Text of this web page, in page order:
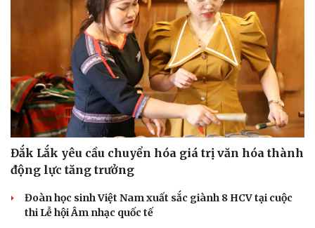
Pháp luật
Vụ án
Tin nóng
Tư vấn luật
Quân sự - Quốc phòng
Vũ khí
Việt Nam
Phân tích
Đắk Lắk yêu cầu chuyển hóa giá trị văn hóa thành
động lực tăng trưởng
Đoàn học sinh Việt Nam xuất sắc giành 8 HCV tại cuộc
thi Lễ hội Âm nhạc quốc tế